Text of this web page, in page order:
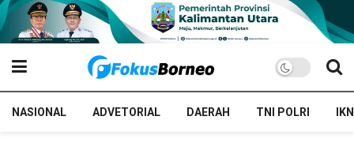
NASIONAL ADVETORIAL DAERAH TNI POLRI IKN